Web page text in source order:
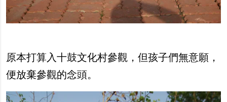
原本打算入十鼓文化村參觀，但孩子們無意願，
便放棄參觀的念頭。